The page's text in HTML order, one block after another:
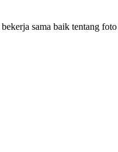
sama baik tentang